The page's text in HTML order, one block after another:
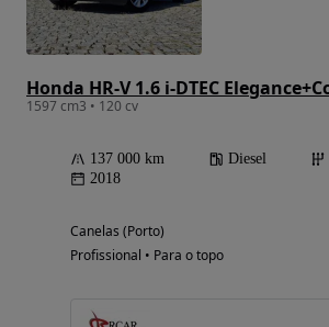
1597 cm3 • 120 cv
137 000 km Diesel
2018
Canelas (Porto)
Profissional • Para o topo